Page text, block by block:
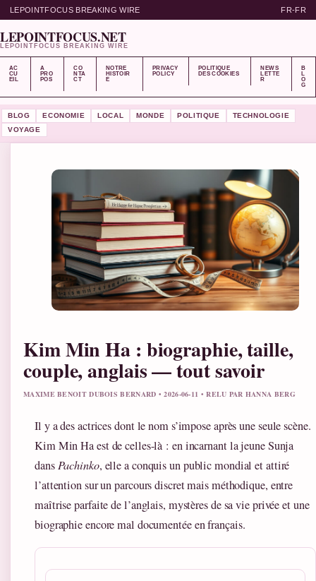
LEPOINTFOCUS BREAKING WIRE FR-FR
LEPOINTFOCUS.NET
LEPOINTFOCUS BREAKING WIRE
AC
CU
EIL
A
PRO
POS
CO
NTA
CT
NOTRE
HISTOIR
E
PRIVACY
POLICY
POLITIQUE
DES COOKIES
NEWS
LETTE
R
B
L
O
G
BLOG ECONOMIE LOCAL MONDE POLITIQUE
TECHNOLOGIE
VOYAGE
Kim Min Ha : biographie, taille,
couple, anglais — tout savoir
MAXIME BENOIT DUBOIS BERNARD • 2026-06-11 • RELU PAR HANNA BERG
Il y a des actrices dont le nom s’impose après une seule scène.
Kim Min Ha est de celles-là : en incarnant la jeune Sunja
dans Pachinko, elle a conquis un public mondial et attiré
l’attention sur un parcours discret mais méthodique, entre
maîtrise parfaite de l’anglais, mystères de sa vie privée et une
biographie encore mal documentée en français.